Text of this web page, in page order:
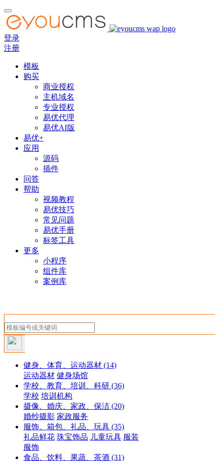
登录
注册
模板
购买
商业授权
主机域名
专业授权
易优代理
易优AI版
易优+
应用
源码
插件
问答
帮助
视频教程
易优技巧
常见问题
易优手册
标签工具
更多
小程序
组件库
案例库
健身、体育、运动器材 (14)
运动器材 健身场馆
学校、教育、培训、科研 (36)
学校 培训机构
摄像、婚庆、家政、保洁 (20)
婚纱摄影 家政服务
服饰、箱包、礼品、玩具 (35)
礼品鲜花 珠宝饰品 儿童玩具 服装
服饰
食品、饮料、果蔬、茶酒 (31)